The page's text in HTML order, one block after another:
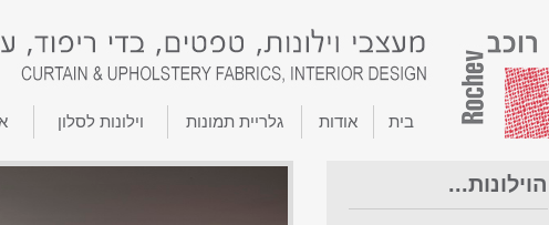
בית אודות גלריית תמונות וילונות לסלון
הוילונות...